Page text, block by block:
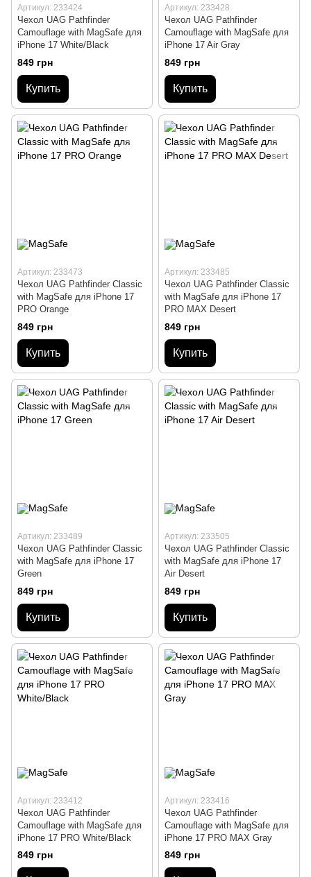
Артикул: 233424
Чехол UAG Pathfinder
Сamouflage with MagSafe для
iPhone 17 White/Black
849 грн
Купить
Артикул: 233428
Чехол UAG Pathfinder
Сamouflage with MagSafe для
iPhone 17 Air Gray
849 грн
Купить
Артикул: 233473
Чехол UAG Pathfinder Сlassic
with MagSafe для iPhone 17
PRO Orange
849 грн
Купить
Артикул: 233485
Чехол UAG Pathfinder Сlassic
with MagSafe для iPhone 17
PRO MAX Desert
849 грн
Купить
Артикул: 233489
Чехол UAG Pathfinder Сlassic
with MagSafe для iPhone 17
Green
849 грн
Купить
Артикул: 233505
Чехол UAG Pathfinder Сlassic
with MagSafe для iPhone 17
Air Desert
849 грн
Купить
Артикул: 233412
Чехол UAG Pathfinder
Сamouflage with MagSafe для
iPhone 17 PRO White/Black
849 грн
Артикул: 233416
Чехол UAG Pathfinder
Сamouflage with MagSafe для
iPhone 17 PRO MAX Gray
849 грн